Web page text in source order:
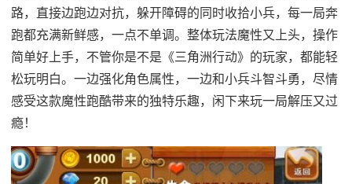
路，直接边跑边对抗，躲开障碍的同时收拾小兵，每一局奔
跑都充满新鲜感，一点不单调。整体玩法魔性又上头，操作
简单好上手，不管你是不是《三角洲行动》的玩家，都能轻
松玩明白。一边强化角色属性，一边和小兵斗智斗勇，尽情
感受这款魔性跑酷带来的独特乐趣，闲下来玩一局解压又过
瘾！